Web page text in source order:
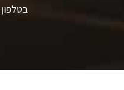
בטלפון 04-8332331.